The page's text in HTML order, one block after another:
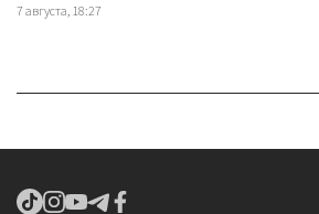
7 августа, 18:27